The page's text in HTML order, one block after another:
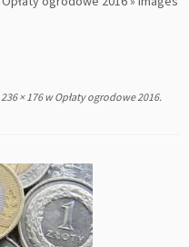
236 × 176wOpłaty ogrodowe 2016.